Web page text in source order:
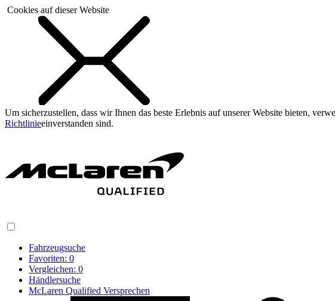
Cookies auf dieser Website
Um sicherzustellen, dass wir Ihnen das beste Erlebnis auf unserer Website bieten,
Richtlinieeinverstanden sind.
Fahrzeugsuche
Favoriten: 0
Vergleichen: 0
Händlersuche
McLaren Qualified Versprechen